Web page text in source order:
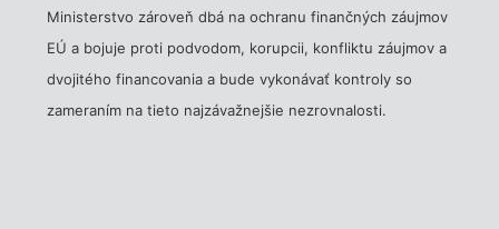
Ministerstvo zároveň dbá na ochranu finančných záujmov
EÚ a bojuje proti podvodom, korupcii, konfliktu záujmov a
dvojitého financovania a bude vykonávať kontroly so
zameraním na tieto najzávažnejšie nezrovnalosti.